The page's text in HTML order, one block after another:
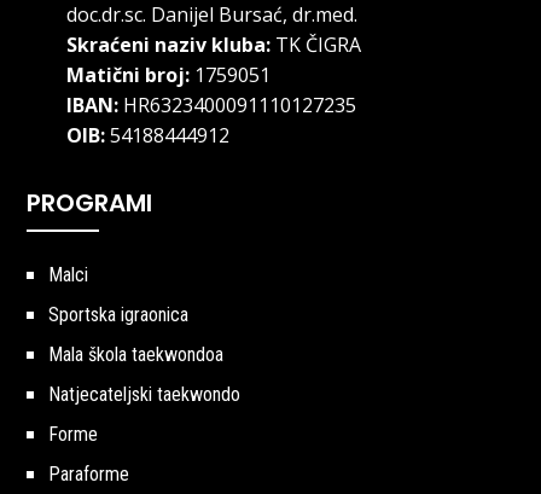
doc.dr.sc. Danijel Bursać, dr.med.
Skraćeni naziv kluba:TK ČIGRA
Matični broj:1759051
IBAN:HR6323400091110127235
OIB:54188444912
PROGRAMI
Malci
Sportska igraonica
Mala škola taekwondoa
Natjecateljski taekwondo
Forme
Paraforme